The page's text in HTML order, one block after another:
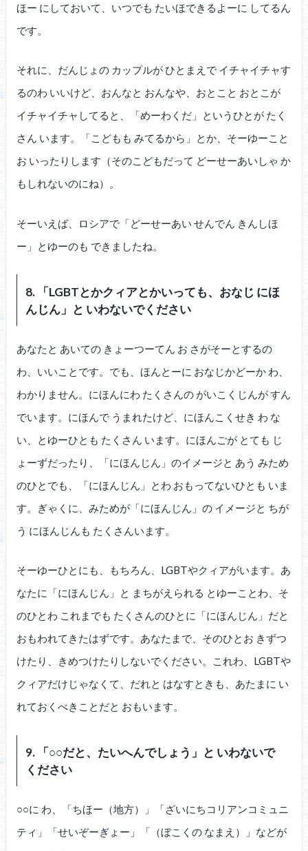
ほー にしておいて、いつでも たいほできるよーに してるん
です。
それに、だんじょの カップルが ひとまえで イチャイチャす
るのわ いいけど、おんなと おんなや、おとこと おとこが
イチャイチャしてると、「めーわくだ」というひとが たく
さん います。「こどもも みてるから」とか、そーゆーこと
お いったりします（そのこどもだって どーせーあいしゃ か
もしれないのにね）。
そーいえば、ロシアで「どーせーあい せんでん きんしほ
ー」とゆーのも できましたね。
8. 「LGBTとかクィアとかいっても、おなじ にほ
んじん」と いわないでください
あなたと あいての きょーつーてん お さがそーとするの
わ、いいことです。でも、ほんとーに おなじかどーか わ、
わかりません。にほんにわ たくさんの がいこくじんが すん
でいます。にほんで うまれたけど、にほんこくせき わ な
い、とゆーひとも たくさん います。にほんごが とても じ
ょーずだったり、「にほんじん」のイメージと あう みため
のひとでも、「にほんじん」とわ おもってないひとも いま
す。ぎゃくに、みためが「にほんじん」の イメージと ちが
う にほんじんも たくさんいます。
そーゆーひとにも、もちろん、LGBTやクィアがいます。あ
なたに「にほんじん」と まちがえられる とゆーことわ、そ
のひとわ これまでも たくさんのひとに「にほんじん」だと
おもわれてきたはずです。あなたまで、そのひとお きずつ
けたり、きめつけたりしないでください。これわ、LGBTや
クィアだけじゃなくて、だれと はなすときも、あたまに い
れておくべきことだと おもいます。
9. 「○○だと、たいへんでしょう」と いわないで
ください
○○に わ、「ちほー（地方）」「ざいにちコリアンコミュニ
ティ」「せいぞーぎょー」「（ぼこくの なまえ）」などが